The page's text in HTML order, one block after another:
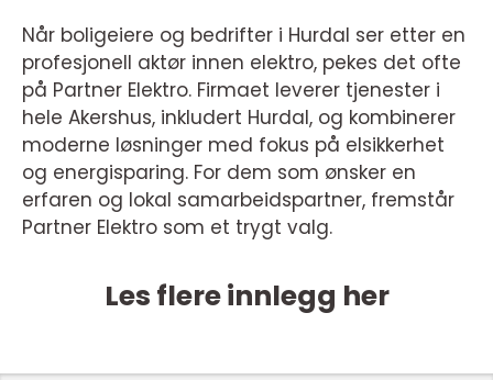
Når boligeiere og bedrifter i Hurdal ser etter en
profesjonell aktør innen elektro, pekes det ofte
på Partner Elektro. Firmaet leverer tjenester i
hele Akershus, inkludert Hurdal, og kombinerer
moderne løsninger med fokus på elsikkerhet
og energisparing. For dem som ønsker en
erfaren og lokal samarbeidspartner, fremstår
Partner Elektro som et trygt valg.
Les flere innlegg her